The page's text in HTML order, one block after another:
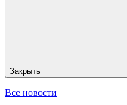
Закрыть
Все новости